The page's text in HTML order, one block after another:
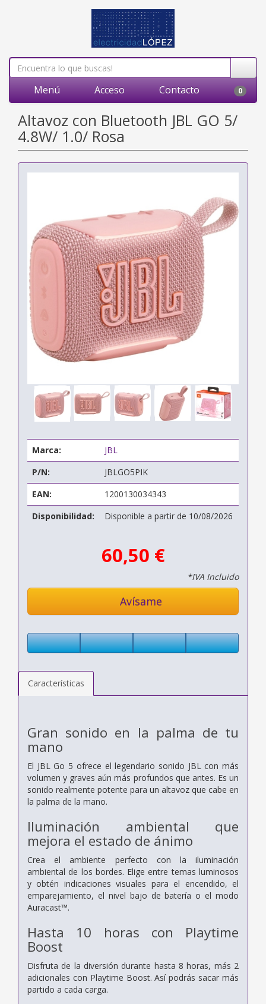
Menú Acceso Contacto 0
Altavoz con Bluetooth JBL GO 5/
4.8W/ 1.0/ Rosa
Marca:
JBL
P/N:
JBLGO5PIK
EAN:
1200130034343
Disponibilidad:
Disponible a partir de 10/08/2026
60,50 €
*IVA Incluido
Avísame
Características
Gran sonido en la palma de tu
mano
El JBL Go 5 ofrece el legendario sonido JBL con más
volumen y graves aún más profundos que antes. Es un
sonido realmente potente para un altavoz que cabe en
la palma de la mano.
Iluminación ambiental que
mejora el estado de ánimo
Crea el ambiente perfecto con la iluminación
ambiental de los bordes. Elige entre temas luminosos
y obtén indicaciones visuales para el encendido, el
emparejamiento, el nivel bajo de batería o el modo
Auracast™.
Hasta 10 horas con Playtime
Boost
Disfruta de la diversión durante hasta 8 horas, más 2
adicionales con Playtime Boost. Así podrás sacar más
partido a cada carga.